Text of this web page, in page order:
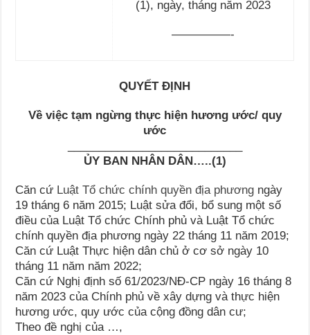
(1), ngày, tháng năm 2023
—————-
QUYẾT ĐỊNH
Về việc tạm ngừng thực hiện hương ước/ quy
ước
ỦY BAN NHÂN DÂN…..(1)
Căn cứ Luật Tổ chức chính quyền địa phương ngày
19 tháng 6 năm 2015; Luật sửa đổi, bổ sung một số
điều của Luật Tổ chức Chính phủ và Luật Tổ chức
chính quyền địa phương ngày 22 tháng 11 năm 2019;
Căn cứ Luật Thực hiện dân chủ ở cơ sở ngày 10
tháng 11 năm năm 2022;
Căn cứ Nghị định số 61/2023/NĐ-CP ngày 16 tháng 8
năm 2023 của Chính phủ về xây dựng và thực hiện
hương ước, quy ước của cộng đồng dân cư;
Theo đề nghị của …,